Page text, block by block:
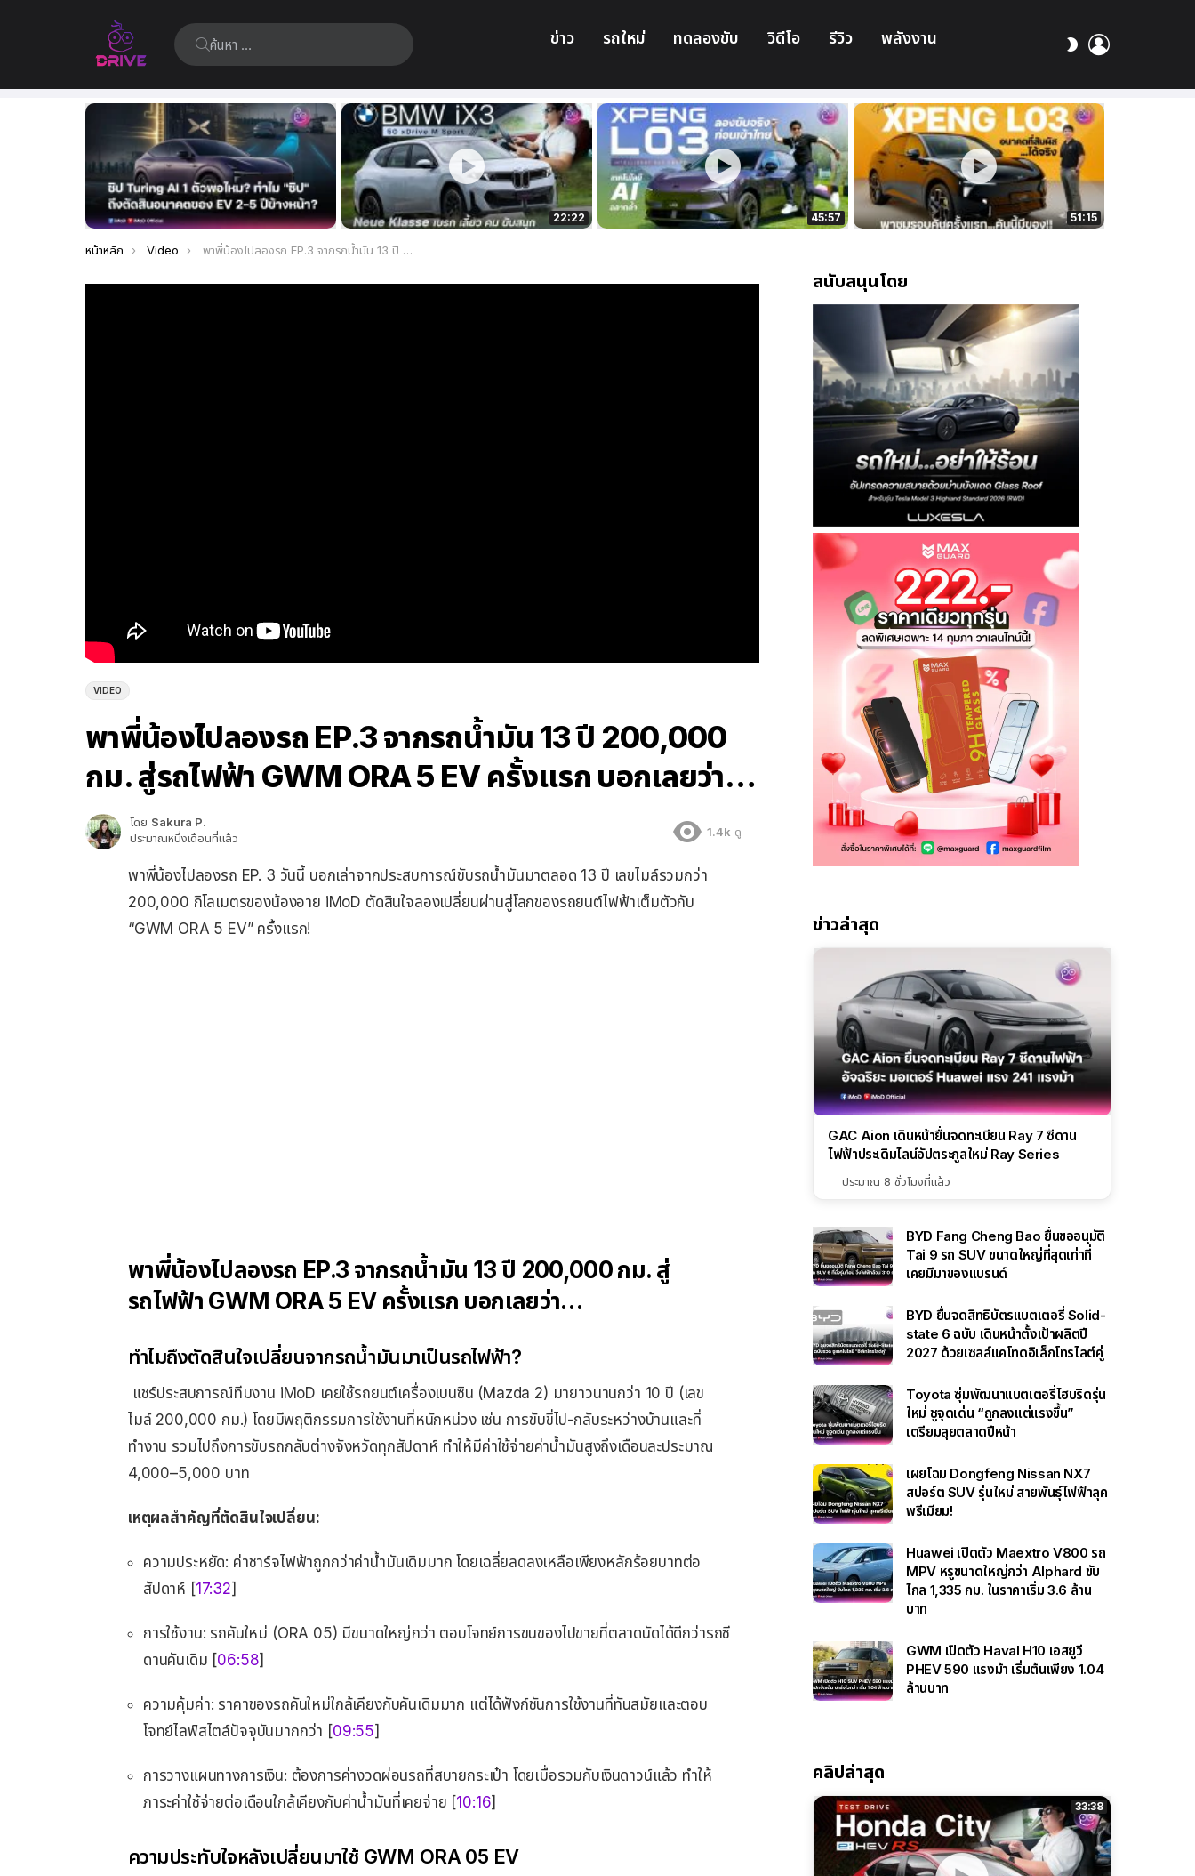
ค้นหา: ข่าว รถใหม่ ทดลองขับ วิดีโอ รีวิว พลังงาน
สลับ
เรื่อง
ล่าสุด
22:22 45:57 51:15
คุณอยู่ที่นี่:
หน้าหลัก Video พาพี่น้องไปลองรถ EP.3 จากรถน้ำมัน 13 ปี 200,000 กม. สู่รถไฟฟ้า GWM ORA 5 EV ครั้งแรก บอกเลยว่า…
VIDEO
พาพี่น้องไปลองรถ EP.3 จากรถน้ำมัน 13 ปี 200,000
กม. สู่รถไฟฟ้า GWM ORA 5 EV ครั้งแรก บอกเลยว่า…
โดย Sakura P.
ประมาณหนึ่งเดือนที่แล้ว
1.4k ดู
พาพี่น้องไปลองรถ EP. 3 วันนี้ บอกเล่าจากประสบการณ์ขับรถน้ำมันมาตลอด 13 ปี เลขไมล์รวมกว่า
200,000 กิโลเมตรของน้องอาย iMoD ตัดสินใจลองเปลี่ยนผ่านสู่โลกของรถยนต์ไฟฟ้าเต็มตัวกับ
“GWM ORA 5 EV” ครั้งแรก!
พาพี่น้องไปลองรถ EP.3 จากรถน้ำมัน 13 ปี 200,000 กม. สู่
รถไฟฟ้า GWM ORA 5 EV ครั้งแรก บอกเลยว่า…
ทำไมถึงตัดสินใจเปลี่ยนจากรถน้ำมันมาเป็นรถไฟฟ้า?
แชร์ประสบการณ์ทีมงาน iMoD เคยใช้รถยนต์เครื่องเบนซิน (Mazda 2) มายาวนานกว่า 10 ปี (เลข
ไมล์ 200,000 กม.) โดยมีพฤติกรรมการใช้งานที่หนักหน่วง เช่น การขับขี่ไป-กลับระหว่างบ้านและที่
ทำงาน รวมไปถึงการขับรถกลับต่างจังหวัดทุกสัปดาห์ ทำให้มีค่าใช้จ่ายค่าน้ำมันสูงถึงเดือนละประมาณ
4,000–5,000 บาท
เหตุผลสำคัญที่ตัดสินใจเปลี่ยน:
ความประหยัด: ค่าชาร์จไฟฟ้าถูกกว่าค่าน้ำมันเดิมมาก โดยเฉลี่ยลดลงเหลือเพียงหลักร้อยบาทต่อ
สัปดาห์ [17:32]
การใช้งาน: รถคันใหม่ (ORA 05) มีขนาดใหญ่กว่า ตอบโจทย์การขนของไปขายที่ตลาดนัดได้ดีกว่ารถซี
ดานคันเดิม [06:58]
ความคุ้มค่า: ราคาของรถคันใหม่ใกล้เคียงกับคันเดิมมาก แต่ได้ฟังก์ชันการใช้งานที่ทันสมัยและตอบ
โจทย์ไลฟ์สไตล์ปัจจุบันมากกว่า [09:55]
การวางแผนทางการเงิน: ต้องการค่างวดผ่อนรถที่สบายกระเป๋า โดยเมื่อรวมกับเงินดาวน์แล้ว ทำให้
ภาระค่าใช้จ่ายต่อเดือนใกล้เคียงกับค่าน้ำมันที่เคยจ่าย [10:16]
ความประทับใจหลังเปลี่ยนมาใช้ GWM ORA 05 EV
สนับสนุนโดย
ข่าวล่าสุด
GAC Aion เดินหน้ายื่นจดทะเบียน Ray 7 ซีดาน
ไฟฟ้าประเดิมไลน์อัปตระกูลใหม่ Ray Series
ประมาณ 8 ชั่วโมงที่แล้ว
BYD Fang Cheng Bao ยื่นขออนุมัติ
Tai 9 รถ SUV ขนาดใหญ่ที่สุดเท่าที่
เคยมีมาของแบรนด์
BYD ยื่นจดสิทธิบัตรแบตเตอรี่ Solid-
state 6 ฉบับ เดินหน้าตั้งเป้าผลิตปี
2027 ด้วยเซลล์แคโทดอิเล็กโทรไลต์คู่
Toyota ซุ่มพัฒนาแบตเตอรี่ไฮบริดรุ่น
ใหม่ ชูจุดเด่น “ถูกลงแต่แรงขึ้น”
เตรียมลุยตลาดปีหน้า
เผยโฉม Dongfeng Nissan NX7
สปอร์ต SUV รุ่นใหม่ สายพันธุ์ไฟฟ้าลุค
พรีเมียม!
Huawei เปิดตัว Maextro V800 รถ
MPV หรูขนาดใหญ่กว่า Alphard ขับ
ไกล 1,335 กม. ในราคาเริ่ม 3.6 ล้าน
บาท
GWM เปิดตัว Haval H10 เอสยูวี
PHEV 590 แรงม้า เริ่มต้นเพียง 1.04
ล้านบาท
คลิปล่าสุด
33:38